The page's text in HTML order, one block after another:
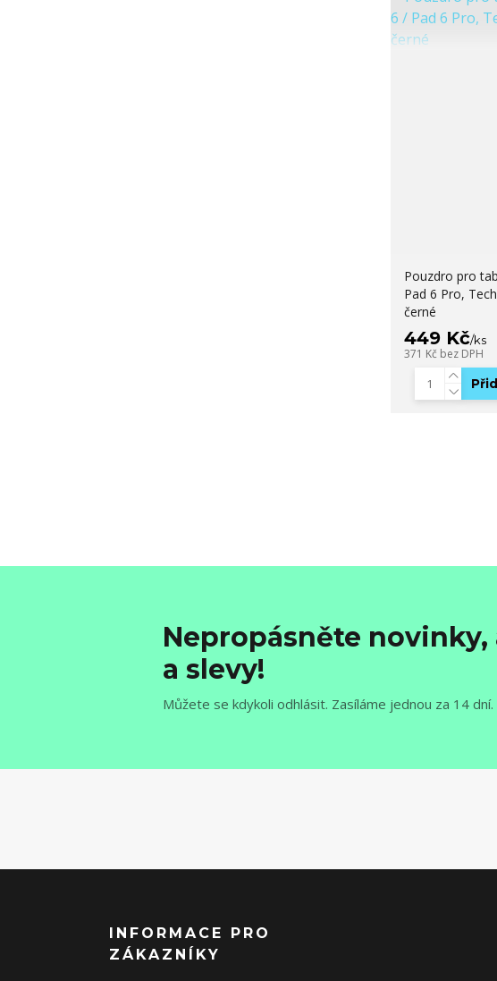
Pouzdro pro
Pad 6 Pro,
černé
449 Kč/ks
371 Kč bez DPH
Nepropásněte novinky,
a slevy!
Můžete se kdykoli odhlásit. Zasíláme jednou za 14 dní.
INFORMACE PRO
ZÁKAZNÍKY